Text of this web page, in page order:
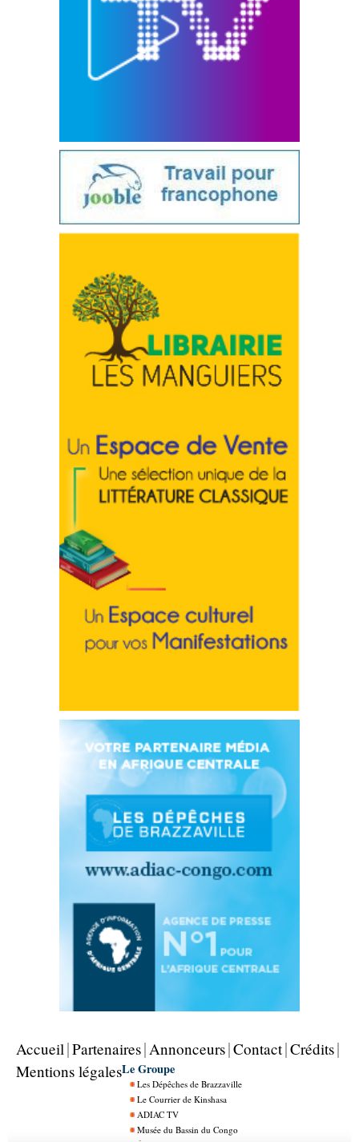
Accueil Partenaires Annonceurs Contact Crédits
Mentions légalesLe Groupe
Les Dépêches de Brazzaville
Le Courrier de Kinshasa
ADIAC TV
Musée du Bassin du Congo